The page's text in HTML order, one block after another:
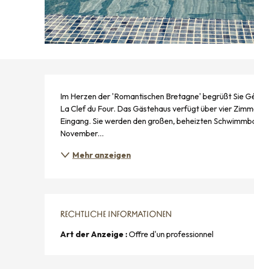
Im Herzen der 'Romantischen Bretagne' begrüßt Sie
La Clef du Four. Das Gästehaus verfügt über vier
Eingang. Sie werden den großen, beheizten
November...
Mehr anzeigen
RECHTLICHE INFORMATIONEN
RECHTLICHE INFORMATIONEN
Art der Anzeige :Offre d'un professionnel